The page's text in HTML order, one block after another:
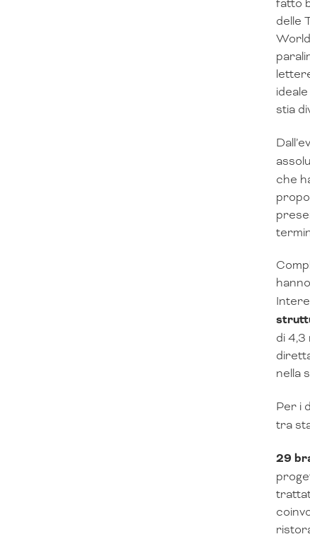
fatto
delle
stia
che
di 4,3
nella
Per i
tra
29